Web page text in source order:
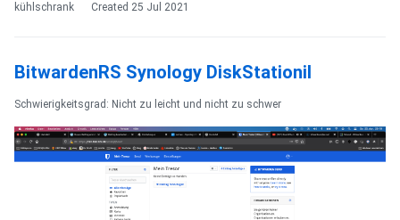
kühlschrank
Created 25 Jul 2021
BitwardenRS Synology DiskStationil
Schwierigkeitsgrad: Nicht zu leicht und nicht zu schwer